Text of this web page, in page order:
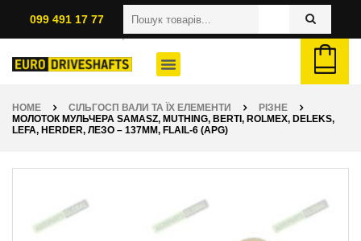
099 491 17 77
HOME СІЛЬГОСП ВАЛИ ТА ЇХ ЕЛЕМЕНТИ
РІЗНЕ
МОЛОТОК МУЛЬЧЕРА SAMASZ, MUTHING, BERTI, ROLMEX, DELEKS,
LEFA, HERDER, ЛЕЗО – 137ММ, FLAIL-6 (APG)